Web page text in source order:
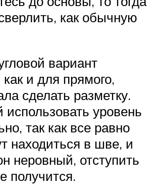
как обычную
вариант
как и для прямого,
сделать разметку.
уровень
так как все равно
находиться в шве, и
неровный, отступить
получится.